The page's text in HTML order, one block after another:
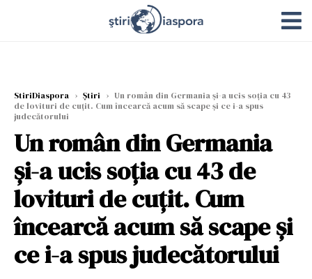
StiriDiaspora › Știri › Un român din Germania și-a ucis soția cu 43
de lovituri de cuțit. Cum încearcă acum să scape și ce i-a spus
judecătorului
Un român din Germania
și-a ucis soția cu 43 de
lovituri de cuțit. Cum
încearcă acum să scape și
ce i-a spus judecătorului